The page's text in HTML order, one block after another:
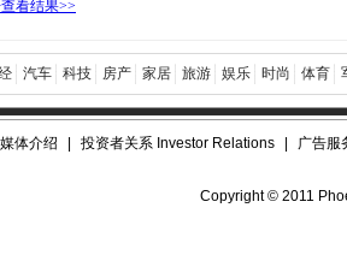
看结果>>
汽车 科技 房产 家居 旅游 娱乐 时尚 体育
体介绍 投资者关系 Investor Relations 广告服
Copyright © 2011